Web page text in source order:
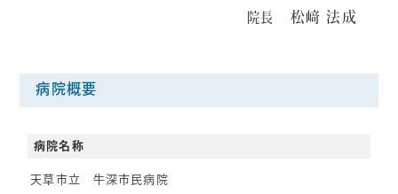
院長 松﨑 法成
病院概要
病院名称
天草市立 牛深市民病院